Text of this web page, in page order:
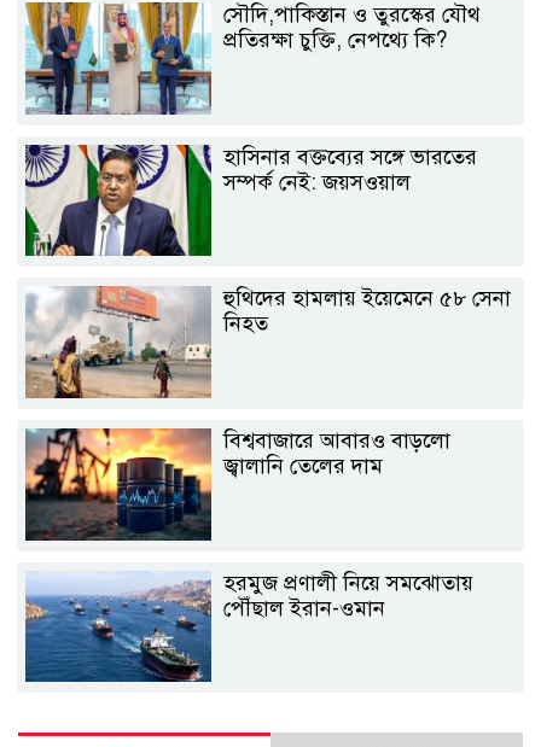
সৌদি,পাকিস্তান ও তুরস্কের যৌথ
প্রতিরক্ষা চুক্তি, নেপথ্যে কি?
হাসিনার বক্তব্যের সঙ্গে ভারতের
সম্পর্ক নেই: জয়সওয়াল
হুথিদের হামলায় ইয়েমেনে ৫৮ সেনা
নিহত
বিশ্ববাজারে আবারও বাড়লো
জ্বালানি তেলের দাম
হরমুজ প্রণালী নিয়ে সমঝোতায়
পৌঁছাল ইরান-ওমান